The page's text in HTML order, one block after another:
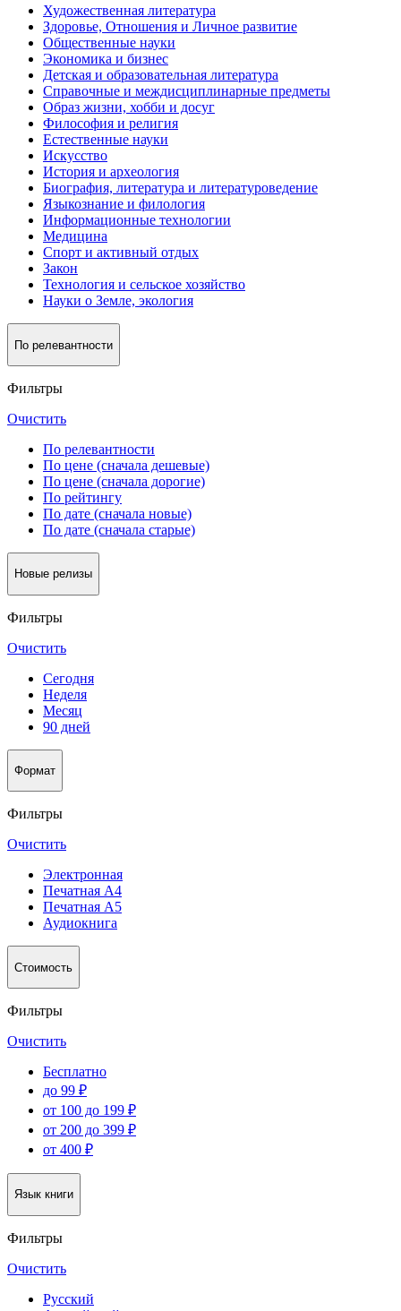
Художественная литература
Здоровье, Отношения и Личное развитие
Общественные науки
Экономика и бизнес
Детская и образовательная литература
Справочные и междисциплинарные предметы
Образ жизни, хобби и досуг
Философия и религия
Естественные науки
Искусство
История и археология
Биография, литература и литературоведение
Языкознание и филология
Информационные технологии
Медицина
Спорт и активный oтдых
Закон
Технология и сельское хозяйство
Науки о Земле, экология
По релевантности
Фильтры
Очистить
По релевантности
По цене (сначала дешевые)
По цене (сначала дорогие)
По рейтингу
По дате (сначала новые)
По дате (сначала старые)
Новые релизы
Фильтры
Очистить
Сегодня
Неделя
Месяц
90 дней
Формат
Фильтры
Очистить
Электронная
Печатная А4
Печатная А5
Аудиокнига
Стоимость
Фильтры
Очистить
Бесплатно
до 99 ₽
от 100 до 199 ₽
от 200 до 399 ₽
от 400 ₽
Язык книги
Фильтры
Очистить
Русский